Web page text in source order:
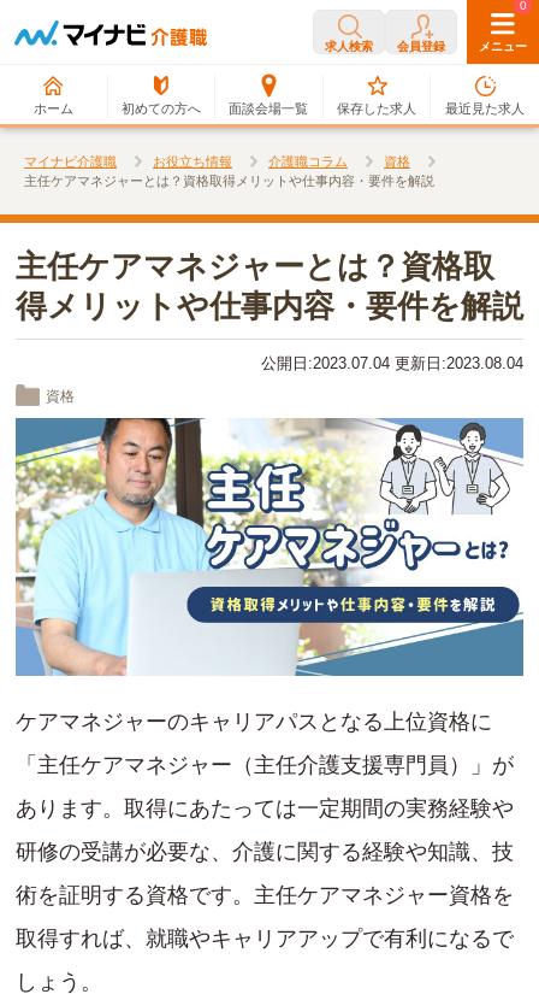
求人検索 会員登録 メニュー
ホーム 初めての方へ 面談会場一覧
0
保存した求人
0
最近見た求人
マイナビ介護職 お役立ち情報 介護職コラム
資格
主任ケアマネジャーとは？資格取得メリットや仕事内容・要件を解説
主任ケアマネジャーとは？資格取
得メリットや仕事内容・要件を解説
公開日:2023.07.04 更新日:2023.08.04
資格
ケアマネジャーのキャリアパスとなる上位資格に
「主任ケアマネジャー（主任介護支援専門員）」が
あります。取得にあたっては一定期間の実務経験や
研修の受講が必要な、介護に関する経験や知識、技
術を証明する資格です。主任ケアマネジャー資格を
取得すれば、就職やキャリアアップで有利になるで
しょう。